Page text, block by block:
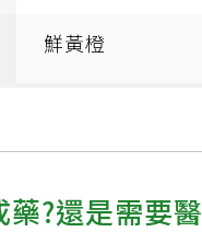
鮮黃橙
?還是需要